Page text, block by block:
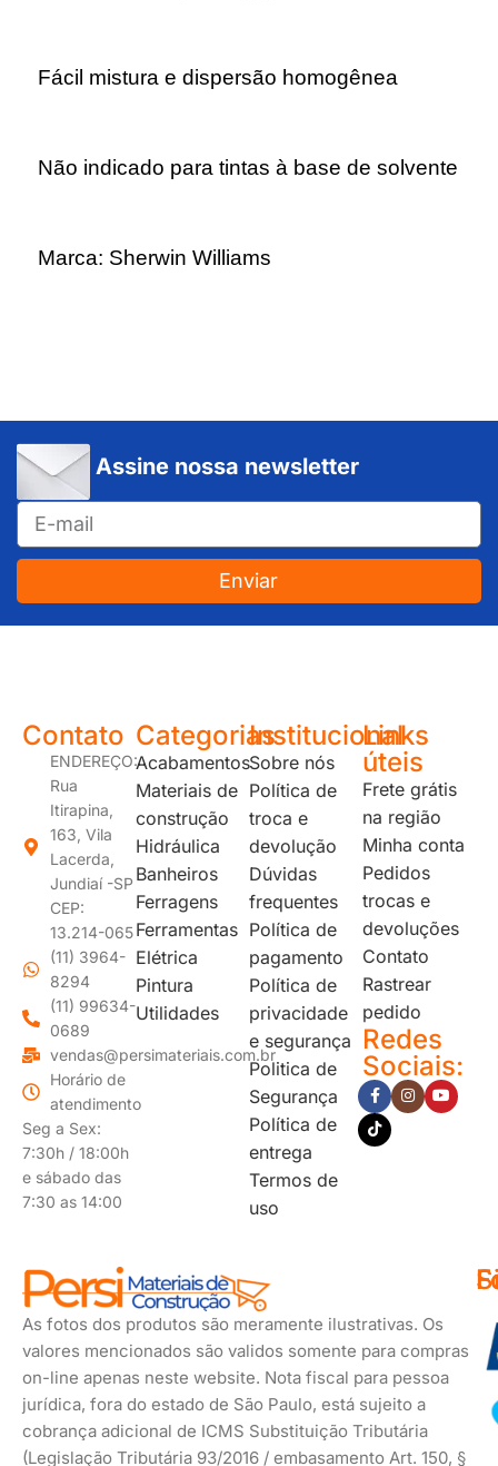
Fácil mistura e dispersão homogênea
Não indicado para tintas à base de solvente
Marca: Sherwin Williams
Assine nossa newsletter
Enviar
Contato
ENDEREÇO:
Rua
Itirapina,
163, Vila
Lacerda,
Jundiaí -SP
CEP:
13.214-065
(11) 3964-
8294
(11) 99634-
0689
vendas@persimateriais.com.br
Horário de
atendimento
Seg a Sex:
7:30h / 18:00h
e sábado das
7:30 as 14:00
Categorias
Acabamentos
Materiais de
construção
Hidráulica
Banheiros
Ferragens
Ferramentas
Elétrica
Pintura
Utilidades
Institucional
Sobre nós
Política de
troca e
devolução
Dúvidas
frequentes
Política de
pagamento
Política de
privacidade
e segurança
Politica de
Segurança
Política de
entrega
Termos de
uso
Links
úteis
Frete grátis
na região
Minha conta
Pedidos
trocas e
devoluções
Contato
Rastrear
pedido
Redes
Sociais:
As fotos dos produtos são meramente ilustrativas. Os
valores mencionados são validos somente para compras
on-line apenas neste website. Nota fiscal para pessoa
jurídica, fora do estado de São Paulo, está sujeito a
cobrança adicional de ICMS Substituição Tributária
(Legislação Tributária 93/2016 / embasamento Art. 150, §